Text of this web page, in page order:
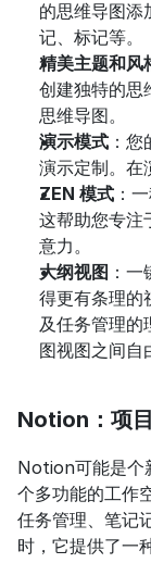
的思维导图添
记、标记等。
精美主题和风
创建独特的思
思维导图。
演示模式 ：
演示定制。在
ZEN 模式 ：
这帮助您专注
意力。
大纲视图 ：
得更有条理的
及任务管理的
图视图之间自
Notion：项
Notion可能是个
个多功能的工作
任务管理、笔记
时，它提供了一